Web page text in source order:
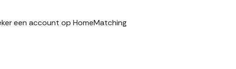
een account op HomeMatching